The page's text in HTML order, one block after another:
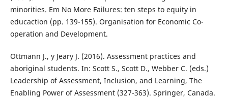
minorities. Em No More Failures: ten steps to equity in
educaction (pp. 139-155). Organisation for Economic Co-
operation and Development.
Ottmann J., y Jeary J. (2016). Assessment practices and
aboriginal students. In: Scott S., Scott D., Webber C. (eds.)
Leadership of Assessment, Inclusion, and Learning, The
Enabling Power of Assessment (327-363). Springer, Canada.